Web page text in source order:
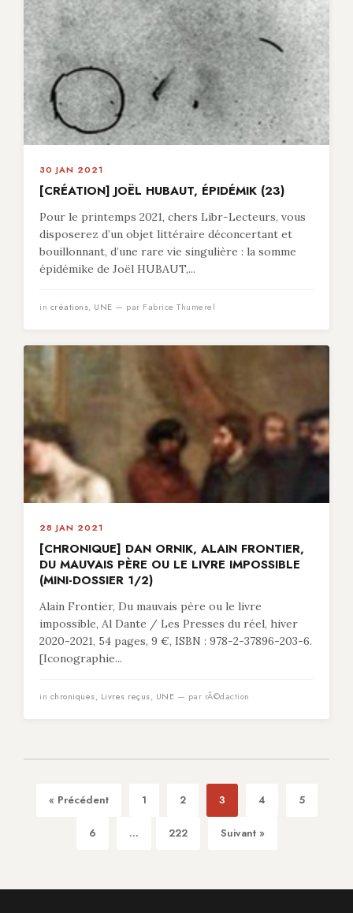
30 JAN 2021
[CRÉATION] JOËL HUBAUT, ÉPIDÉMIK (23)
Pour le printemps 2021, chers Libr-Lecteurs, vous
disposerez d’un objet littéraire déconcertant et
bouillonnant, d’une rare vie singulière : la somme
épidémike de Joël HUBAUT,...
in créations, UNE — par Fabrice Thumerel
28 JAN 2021
[CHRONIQUE] DAN ORNIK, ALAIN FRONTIER,
DU MAUVAIS PÈRE OU LE LIVRE IMPOSSIBLE
(MINI-DOSSIER 1/2)
Alain Frontier, Du mauvais père ou le livre
impossible, Al Dante / Les Presses du réel, hiver
2020-2021, 54 pages, 9 €, ISBN : 978-2-37896-203-6.
[Iconographie...
in chroniques, Livres reçus, UNE — par rÃ©daction
« Précédent 1 2 3 4 5
6 ... 222 Suivant »